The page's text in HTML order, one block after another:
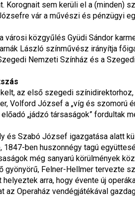
Korognait sem kerüli el a (minden)
vár a művészi és pénzügyi
városi közgyűlés Gyüdi Sándor
László színművész irányítja
Nemzeti Színház és a
az első szegedi
Volford József a „víg és szomorú
„jádzó társaságok” fordultak
és Szabó József igazgatása alatt
ben huszonnégy tagú
még sanyarú körülmények
gyönyörű, Felner-Hellmer tervezte
arra, hogy évente új
az Operaház vendégjátékával